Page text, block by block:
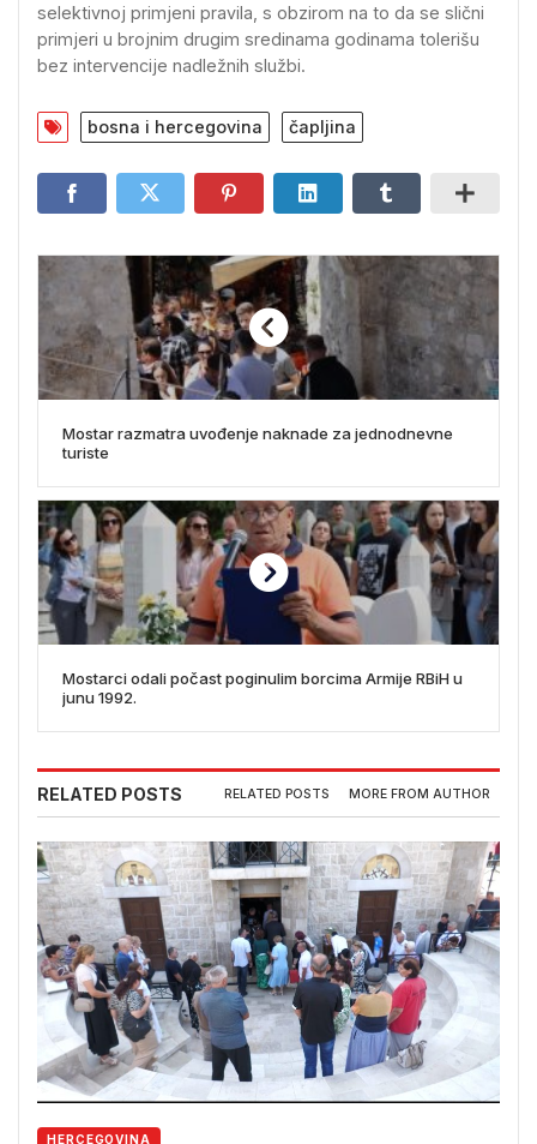
selektivnoj primjeni pravila, s obzirom na to da se slični
primjeri u brojnim drugim sredinama godinama tolerišu
bez intervencije nadležnih službi.
bosna i hercegovina čapljina
Mostar razmatra uvođenje naknade za jednodnevne
turiste
Mostarci odali počast poginulim borcima Armije RBiH u
junu 1992.
RELATED POSTS RELATED POSTS MORE FROM AUTHOR
HERCEGOVINA